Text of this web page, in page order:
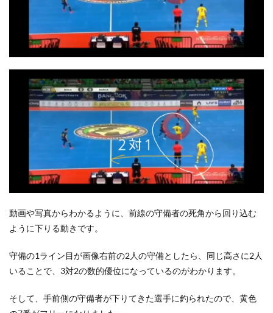
動画や写真からわかるように、前線の守備者の死角から回り込む
ように下りる動きです。
守備の1ライン目が画像右前の2人の守備としたら、同じ高さに2人
いることで、3対2の数的優位になっているのがわかります。
そして、手前側の守備者が下りてきた選手に釣られたので、黄色